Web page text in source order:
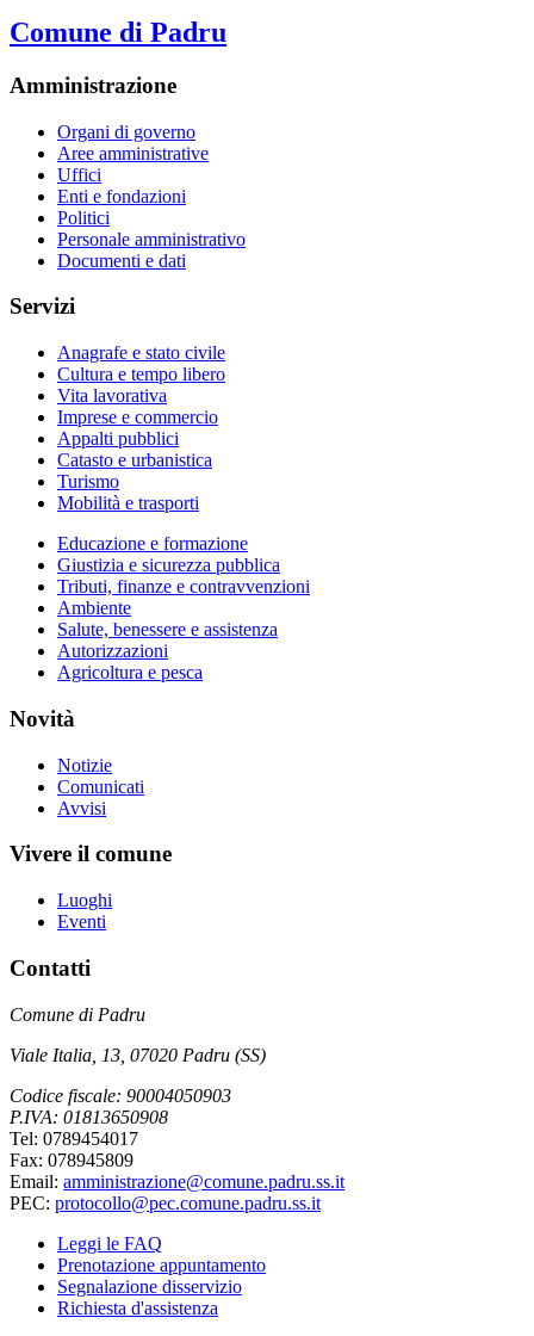
Comune di Padru
Amministrazione
Organi di governo
Aree amministrative
Uffici
Enti e fondazioni
Politici
Personale amministrativo
Documenti e dati
Servizi
Anagrafe e stato civile
Cultura e tempo libero
Vita lavorativa
Imprese e commercio
Appalti pubblici
Catasto e urbanistica
Turismo
Mobilità e trasporti
Educazione e formazione
Giustizia e sicurezza pubblica
Tributi, finanze e contravvenzioni
Ambiente
Salute, benessere e assistenza
Autorizzazioni
Agricoltura e pesca
Novità
Notizie
Comunicati
Avvisi
Vivere il comune
Luoghi
Eventi
Contatti
Comune di Padru
Viale Italia, 13, 07020 Padru (SS)
Codice fiscale: 90004050903
P.IVA: 01813650908
Tel: 0789454017
Fax: 078945809
Email: amministrazione@comune.padru.ss.it
PEC: protocollo@pec.comune.padru.ss.it
Leggi le FAQ
Prenotazione appuntamento
Segnalazione disservizio
Richiesta d'assistenza